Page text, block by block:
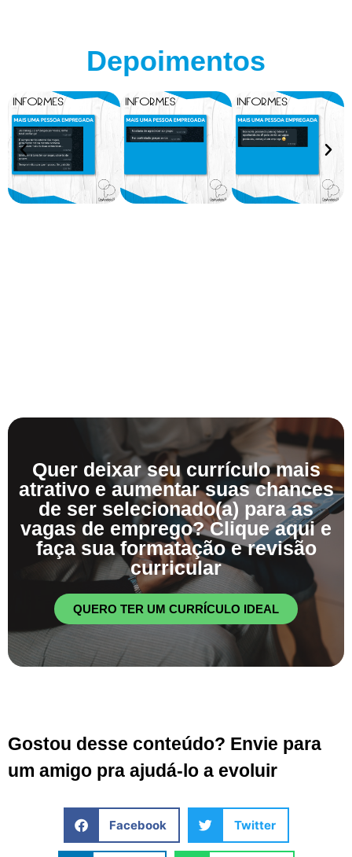
Depoimentos
Quer deixar seu currículo mais
atrativo e aumentar suas chances
de ser selecionado(a) para as
vagas de emprego? Clique aqui e
faça sua formatação e revisão
curricular
QUERO TER UM CURRÍCULO IDEAL
Gostou desse conteúdo? Envie para
um amigo pra ajudá-lo a evoluir
Facebook Twitter